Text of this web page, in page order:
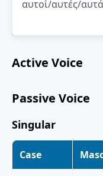
αυτοί/αυτές/αυτά
Active Voice
Passive Voice
Singular
Case